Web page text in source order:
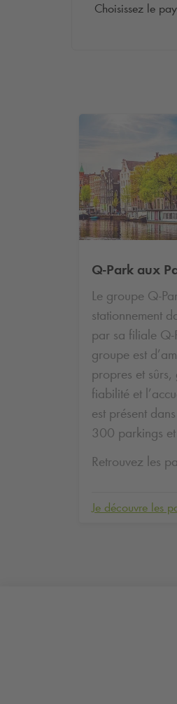
Choisissez le
Q-Park aux
Le groupe Q-
stationnement
par sa filiale Q-
groupe est
propres et
fiabilité et
est présent
300 parkings
Retrouvez les
Je découvre les